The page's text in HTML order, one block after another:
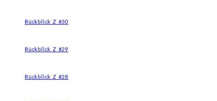
Rückblick Z #30
Rückblick Z #29
Rückblick Z #28